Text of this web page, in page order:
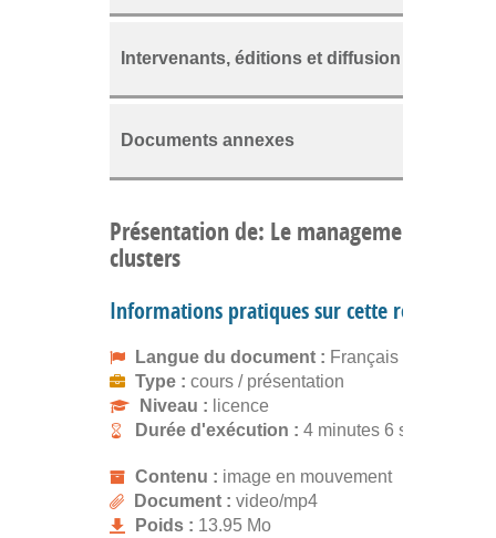
Intervenants, éditions et diffusion
Documents annexes
Présentation de: Le management des
clusters
Informations pratiques sur cette ressource
Langue du document : Français
Type : cours / présentation
Niveau : licence
Durée d'exécution : 4 minutes 6 secondes
Contenu : image en mouvement
Document : video/mp4
Poids : 13.95 Mo